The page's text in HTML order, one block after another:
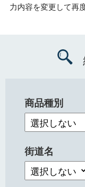
力内容を変更して再
商品種別
街道名